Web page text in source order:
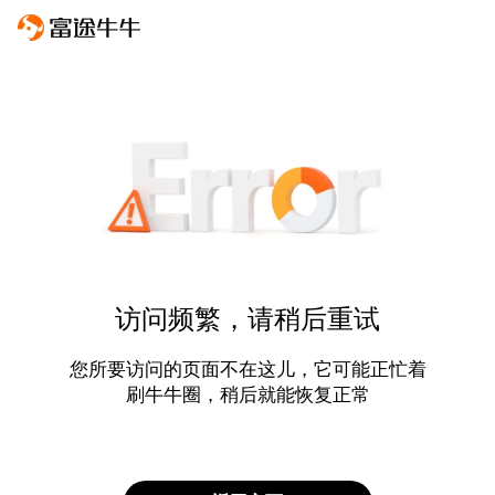
访问频繁，请稍后重试
您所要访问的页面不在这儿，它可能正忙着
刷牛牛圈，稍后就能恢复正常